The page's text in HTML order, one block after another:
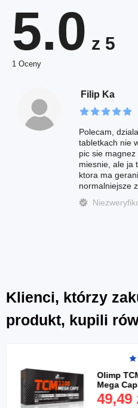
5.0 z 5
1 Oceny
Filip Ka
Polecam,
tabletkach nie
pic sie
miesnie, ale ja
ktora ma
normalniejsze
Klienci, którzy
produkt, kupili
Olimp
Mega
kaps.
49,49